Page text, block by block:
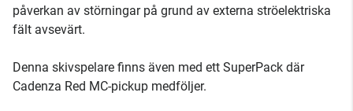
påverkan av störningar på grund av externa ströelektriska
fält avsevärt.
Denna skivspelare finns även med ett SuperPack där
Cadenza Red MC-pickup medföljer.